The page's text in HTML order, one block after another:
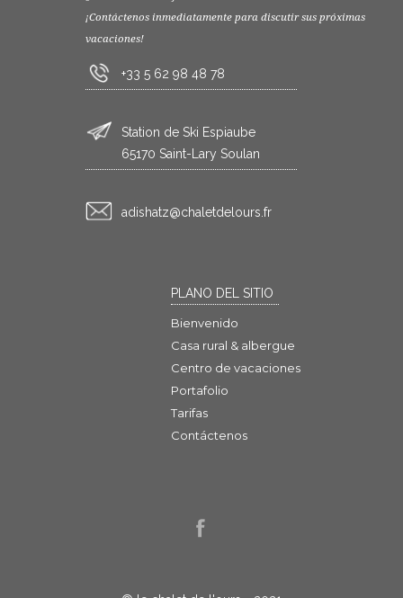
¡Contáctenos inmediatamente para discutir sus próximas
vacaciones!
+33 5 62 98 48 78
Station de Ski Espiaube
65170 Saint-Lary Soulan
rf.sruoledtelahc@ztahsida
PLANO DEL SITIO
Bienvenido
Casa rural & albergue
Centro de vacaciones
Portafolio
Tarifas
Contáctenos